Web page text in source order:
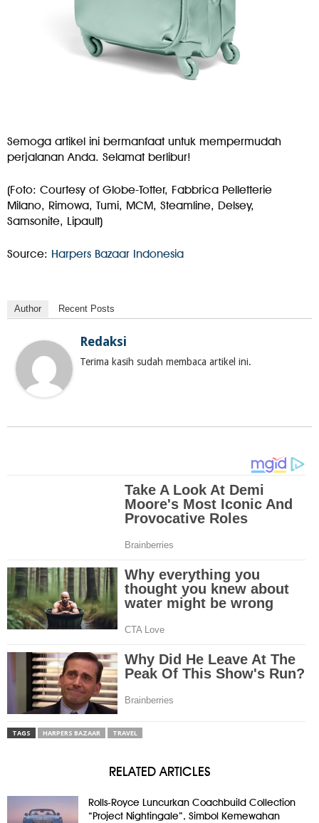
Semoga artikel ini bermanfaat untuk mempermudah
perjalanan Anda. Selamat berlibur!
(Foto: Courtesy of Globe-Totter, Fabbrica Pelletterie
Milano, Rimowa, Tumi, MCM, Steamline, Delsey,
Samsonite, Lipault)
Source: Harpers Bazaar Indonesia
Author Recent Posts
Redaksi
Terima kasih sudah membaca artikel ini.
TAGS HARPERS BAZAAR TRAVEL
RELATED ARTICLES
Rolls-Royce Luncurkan Coachbuild Collection
“Project Nightingale”, Simbol Kemewahan